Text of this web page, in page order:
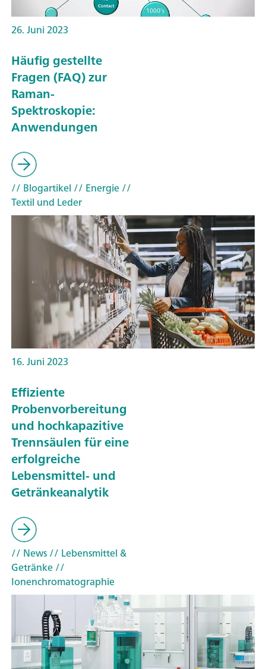
26. Juni 2023
Häufig gestellte
Fragen (FAQ) zur
Raman-
Spektroskopie:
Anwendungen
// Blogartikel // Energie//
Textil und Leder
16. Juni 2023
Effiziente
Probenvorbereitung
und hochkapazitive
Trennsäulen für eine
erfolgreiche
Lebensmittel- und
Getränkeanalytik
// News// Lebensmittel &
Getränke//
Ionenchromatographie